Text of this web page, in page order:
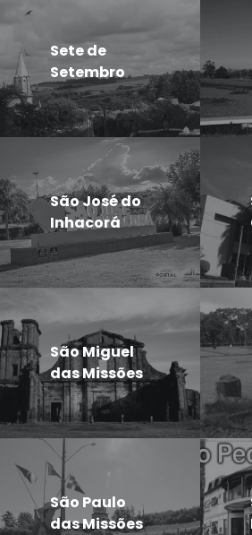
Sete de
Setembro
São José do
Inhacorá
São Miguel
das Missões
São Paulo
das Missões